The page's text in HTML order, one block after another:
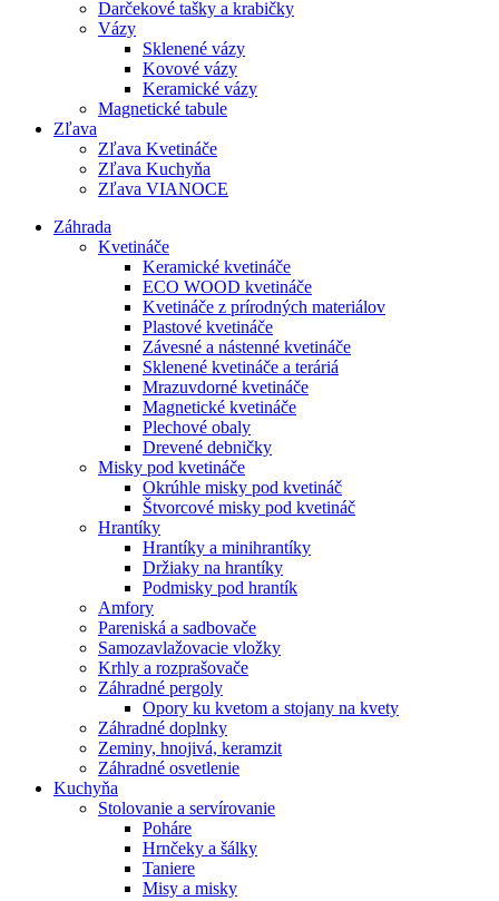
Darčekové tašky a krabičky
Vázy
Sklenené vázy
Kovové vázy
Keramické vázy
Magnetické tabule
Zľava
Zľava Kvetináče
Zľava Kuchyňa
Zľava VIANOCE
Záhrada
Kvetináče
Keramické kvetináče
ECO WOOD kvetináče
Kvetináče z prírodných materiálov
Plastové kvetináče
Závesné a nástenné kvetináče
Sklenené kvetináče a teráriá
Mrazuvdorné kvetináče
Magnetické kvetináče
Plechové obaly
Drevené debničky
Misky pod kvetináče
Okrúhle misky pod kvetináč
Štvorcové misky pod kvetináč
Hrantíky
Hrantíky a minihrantíky
Držiaky na hrantíky
Podmisky pod hrantík
Amfory
Pareniská a sadbovače
Samozavlažovacie vložky
Krhly a rozprašovače
Záhradné pergoly
Opory ku kvetom a stojany na kvety
Záhradné doplnky
Zeminy, hnojivá, keramzit
Záhradné osvetlenie
Kuchyňa
Stolovanie a servírovanie
Poháre
Hrnčeky a šálky
Taniere
Misy a misky